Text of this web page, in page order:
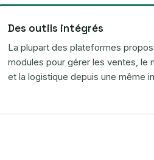
Des outils intégrés
La plupart des plateformes
modules pour gérer les ventes, le
et la logistique depuis une même